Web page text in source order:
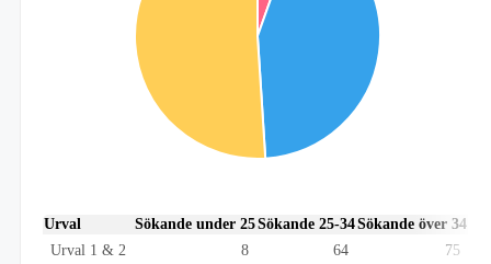
Urval Sökande under 25Sökande 25-34Sökande över 34
Urval 1 & 2
8 64 75